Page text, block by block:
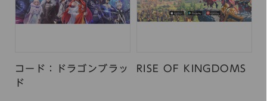
コード：ドラゴンブラッ
ド
RISE OF KINGDOMS